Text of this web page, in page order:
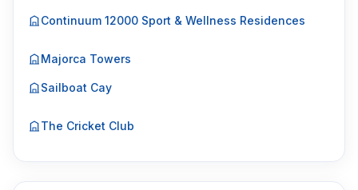
Continuum 12000 Sport & Wellness Residences
Majorca Towers
Sailboat Cay
The Cricket Club